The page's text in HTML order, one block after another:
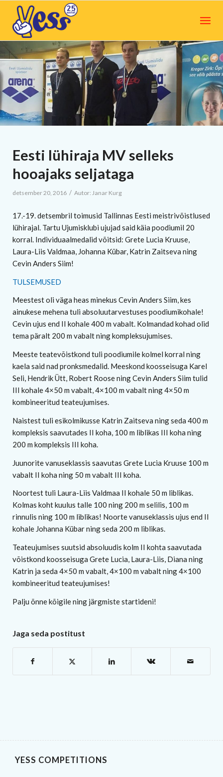
Eesti lühiraja MV selleks
hooajaks seljataga
detsember 20, 2016 / Autor: Janar Kurg
17.-19. detsembril toimusid Tallinnas Eesti meistrivõistlused
lühirajal. Tartu Ujumisklubi ujujad said käia poodiumil 20
korral. Individuaalmedalid võitsid: Grete Lucia Kruuse,
Laura-Liis Valdmaa, Johanna Kübar, Katrin Zaitseva ning
Cevin Anders Siim!
TULSEMUSED
Meestest oli väga heas minekus Cevin Anders Siim, kes
ainukese mehena tuli absoluutarvestuses poodiumikohale!
Cevin ujus end II kohale 400 m vabalt. Kolmandad kohad olid
tema päralt 200 m vabalt ning kompleksujumises.
Meeste teatevõistkond tuli poodiumile kolmel korral ning
kaela said nad pronksmedalid. Meeskond koosseisuga Karel
Seli, Hendrik Ütt, Robert Roose ning Cevin Anders Siim tulid
III kohale 4×50 m vabalt, 4×100 m vabalt ning 4×50 m
kombineeritud teateujumises.
Naistest tuli esikolmikusse Katrin Zaitseva ning seda 400 m
kompleksis saavutades II koha, 100 m liblikas III koha ning
200 m kompleksis III koha.
Juunorite vanuseklassis saavutas Grete Lucia Kruuse 100 m
vabalt II koha ning 50 m vabalt III koha.
Noortest tuli Laura-Liis Valdmaa II kohale 50 m liblikas.
Kolmas koht kuulus talle 100 ning 200 m selilis, 100 m
rinnulis ning 100 m liblikas! Noorte vanuseklassis ujus end II
kohale Johanna Kübar ning seda 200 m liblikas.
Teateujumises suutsid absoluudis kolm II kohta saavutada
võistkond koosseisuga Grete Lucia, Laura-Liis, Diana ning
Katrin ja seda 4×50 m vabalt, 4×100 m vabalt ning 4×100
kombineeritud teateujumises!
Palju õnne kõigile ning järgmiste startideni!
Jaga seda postitust
YESS COMPETITIONS